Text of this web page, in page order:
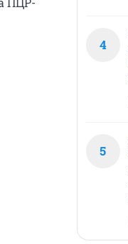
4
5